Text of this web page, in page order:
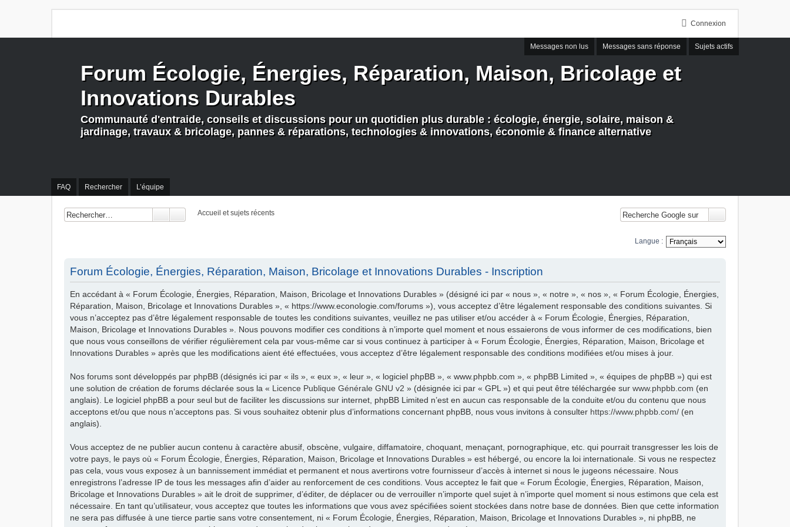
Connexion
Messages non lus Messages sans réponse Sujets actifs
FAQ Rechercher L’équipe
Forum Écologie, Énergies, Réparation, Maison, Bricolage et
Innovations Durables
Communauté d'entraide, conseils et discussions pour un quotidien plus durable : écologie, énergie, solaire, maison &
jardinage, travaux & bricolage, pannes & réparations, technologies & innovations, économie & finance alternative
Accueil et sujets récents
Langue :
Forum Écologie, Énergies, Réparation, Maison, Bricolage et Innovations Durables - Inscription
En accédant à « Forum Écologie, Énergies, Réparation, Maison, Bricolage et Innovations Durables » (désigné ici par « nous », « notre », « nos », « Forum Écologie, Énergies,
Réparation, Maison, Bricolage et Innovations Durables », « https://www.econologie.com/forums »), vous acceptez d’être légalement responsable des conditions suivantes. Si
vous n’acceptez pas d’être légalement responsable de toutes les conditions suivantes, veuillez ne pas utiliser et/ou accéder à « Forum Écologie, Énergies, Réparation,
Maison, Bricolage et Innovations Durables ». Nous pouvons modifier ces conditions à n’importe quel moment et nous essaierons de vous informer de ces modifications, bien
que nous vous conseillons de vérifier régulièrement cela par vous-même car si vous continuez à participer à « Forum Écologie, Énergies, Réparation, Maison, Bricolage et
Innovations Durables » après que les modifications aient été effectuées, vous acceptez d’être légalement responsable des conditions modifiées et/ou mises à jour.
Nos forums sont développés par phpBB (désignés ici par « ils », « eux », « leur », « logiciel phpBB », « www.phpbb.com », « phpBB Limited », « équipes de phpBB ») qui est
une solution de création de forums déclarée sous la « Licence Publique Générale GNU v2 » (désignée ici par « GPL ») et qui peut être téléchargée sur www.phpbb.com (en
anglais). Le logiciel phpBB a pour seul but de faciliter les discussions sur internet, phpBB Limited n’est en aucun cas responsable de la conduite et/ou du contenu que nous
acceptons et/ou que nous n’acceptons pas. Si vous souhaitez obtenir plus d’informations concernant phpBB, nous vous invitons à consulter https://www.phpbb.com/ (en
anglais).
Vous acceptez de ne publier aucun contenu à caractère abusif, obscène, vulgaire, diffamatoire, choquant, menaçant, pornographique, etc. qui pourrait transgresser les lois de
votre pays, le pays où « Forum Écologie, Énergies, Réparation, Maison, Bricolage et Innovations Durables » est hébergé, ou encore la loi internationale. Si vous ne respectez
pas cela, vous vous exposez à un bannissement immédiat et permanent et nous avertirons votre fournisseur d’accès à internet si nous le jugeons nécessaire. Nous
enregistrons l’adresse IP de tous les messages afin d’aider au renforcement de ces conditions. Vous acceptez le fait que « Forum Écologie, Énergies, Réparation, Maison,
Bricolage et Innovations Durables » ait le droit de supprimer, d’éditer, de déplacer ou de verrouiller n’importe quel sujet à n’importe quel moment si nous estimons que cela est
nécessaire. En tant qu’utilisateur, vous acceptez que toutes les informations que vous avez spécifiées soient stockées dans notre base de données. Bien que cette information
ne sera pas diffusée à une tierce partie sans votre consentement, ni « Forum Écologie, Énergies, Réparation, Maison, Bricolage et Innovations Durables », ni phpBB, ne